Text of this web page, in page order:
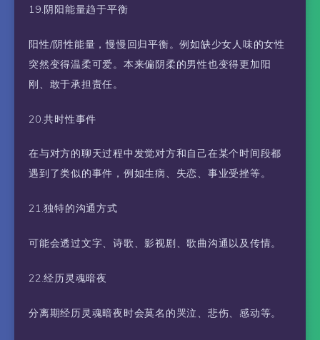
19.阴阳能量趋于平衡
阳性/阴性能量，慢慢回归平衡。例如缺少女人味的女性
突然变得温柔可爱。本来偏阴柔的男性也变得更加阳
刚、敢于承担责任。
20.共时性事件
在与对方的聊天过程中发觉对方和自己在某个时间段都
遇到了类似的事件，例如生病、失恋、事业受挫等。
21.独特的沟通方式
可能会透过文字、诗歌、影视剧、歌曲沟通以及传情。
22.经历灵魂暗夜
分离期经历灵魂暗夜时会莫名的哭泣、悲伤、感动等。